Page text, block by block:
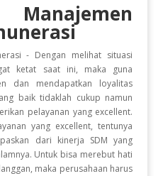
- Dengan melihat situasi
ketat saat ini, maka guna
dan mendapatkan loyalitas
baik tidaklah cukup namun
pelayanan yang excellent.
yang excellent, tentunya
dari kinerja SDM yang
Untuk bisa merebut hati
maka perusahaan harus